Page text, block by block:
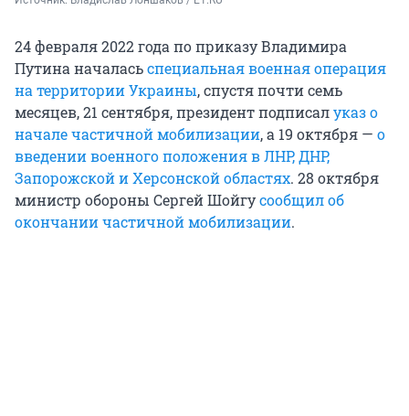
24 февраля 2022 года по приказу Владимира
Путина началасьспециальная военная операция
на территории Украины, спустя почти семь
месяцев, 21 сентября, президент подписалуказ о
начале частичной мобилизации, а 19 октября — о
введении военного положения в ЛНР, ДНР,
Запорожской и Херсонской областях. 28 октября
министр обороны Сергей Шойгусообщил об
окончании частичной мобилизации.